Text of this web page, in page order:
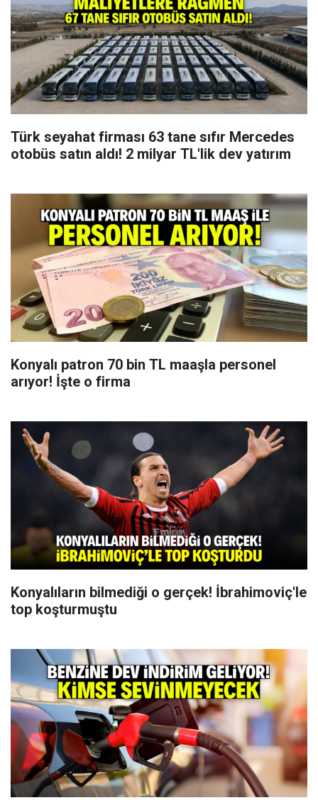
Türk seyahat firması 63 tane sıfır Mercedes
otobüs satın aldı! 2 milyar TL'lik dev yatırım
Konyalı patron 70 bin TL maaşla personel
arıyor! İşte o firma
Konyalıların bilmediği o gerçek! İbrahimoviç'le
top koşturmuştu